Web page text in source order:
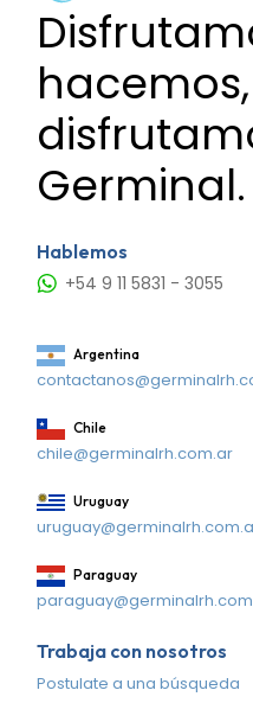
hacemos,
Germinal.
Hablemos
+54 9 11 5831 - 3055
Argentina
Chile
chile@germinalrh.com.ar
Uruguay
Paraguay
Trabaja con nosotros
Postulate a una búsqueda